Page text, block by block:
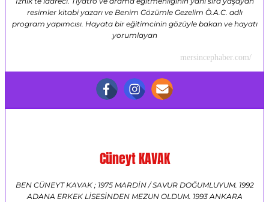
resimler kitabi yazarı ve Benim Gözümle Gezelim Ö.A.C. adlı
program yapımcısı. Hayata bir eğitimcinin gözüyle bakan ve hayatı
yorumlayan
mersincephaber.com/
Cüneyt KAVAK
BEN CÜNEYT KAVAK ; 1975 MARDİN / SAVUR DOĞUMLUYUM. 1992
ADANA ERKEK LİSESİNDEN MEZUN OLDUM. 1993 ANKARA